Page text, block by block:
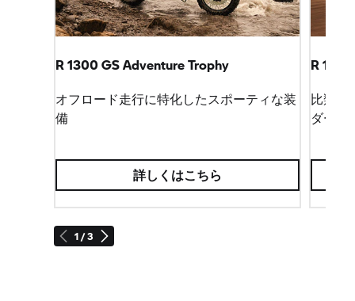
1 / 3
R 1300 GS Adventure Trophy
オフロード走行に特化したスポーティな装
備
詳しくはこちら
R
比類な
ダー